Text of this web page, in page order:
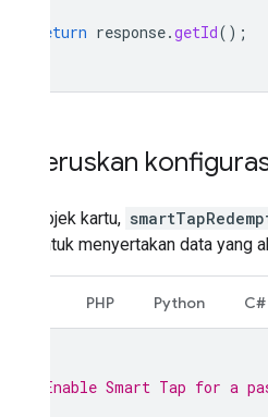
return response.getId();
Meneruskan
Pada objek kartu,
pass untuk menyertakan data yang
PHP Python C#
* Enable Smart Tap for a